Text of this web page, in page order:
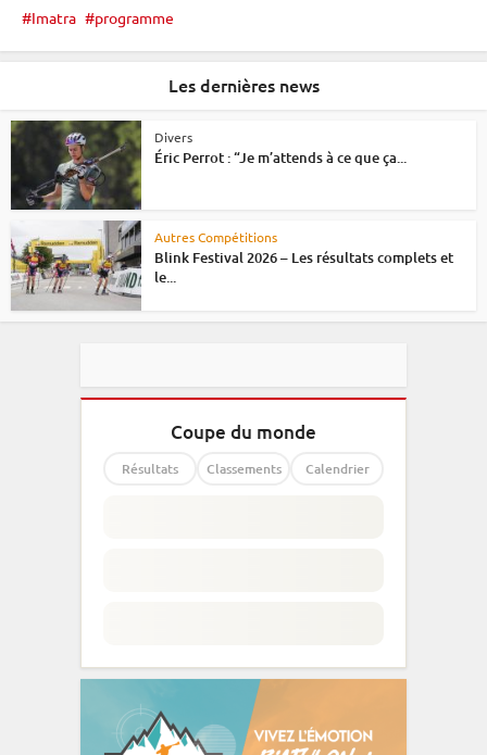
Imatra programme
Les dernières news
Divers
Éric Perrot : “Je m’attends à ce que ça...
Autres Compétitions
Blink Festival 2026 – Les résultats complets et
le...
Coupe du monde
Résultats Classements Calendrier